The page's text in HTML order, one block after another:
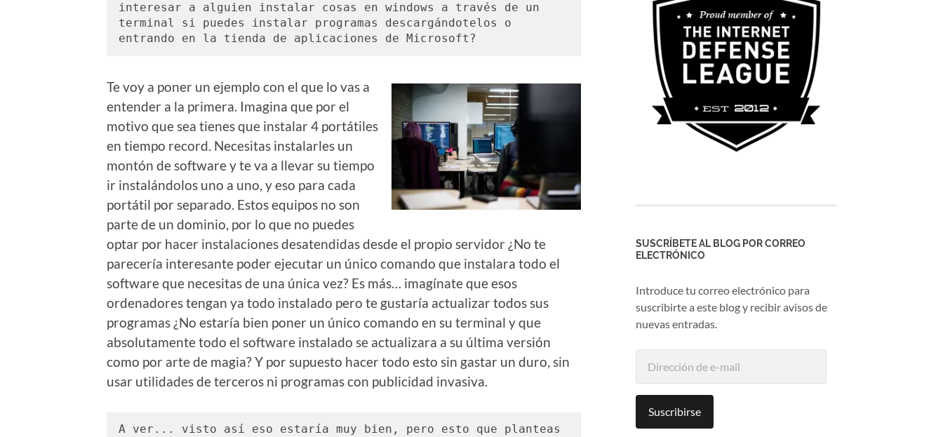
interesar a alguien instalar cosas en windows a través de un
terminal si puedes instalar programas descargándotelos o
entrando en la tienda de aplicaciones de Microsoft?
Te voy a poner un ejemplo con el que lo vas a
entender a la primera. Imagina que por el
motivo que sea tienes que instalar 4 portátiles
en tiempo record. Necesitas instalarles un
montón de software y te va a llevar su tiempo
ir instalándolos uno a uno, y eso para cada
portátil por separado. Estos equipos no son
parte de un dominio, por lo que no puedes
optar por hacer instalaciones desatendidas desde el propio servidor ¿No te
parecería interesante poder ejecutar un único comando que instalara todo el
software que necesitas de una única vez? Es más… imagínate que esos
ordenadores tengan ya todo instalado pero te gustaría actualizar todos sus
programas ¿No estaría bien poner un único comando en su terminal y que
absolutamente todo el software instalado se actualizara a su última versión
como por arte de magia? Y por supuesto hacer todo esto sin gastar un duro, sin
usar utilidades de terceros ni programas con publicidad invasiva.
A ver... visto así eso estaría muy bien, pero esto que planteas
SUSCRÍBETE AL BLOG POR CORREO
ELECTRÓNICO
Introduce tu correo electrónico para
suscribirte a este blog y recibir avisos de
nuevas entradas.
mailSuscribirse